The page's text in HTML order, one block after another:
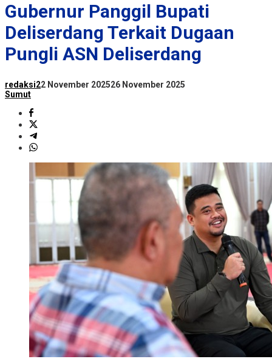
Gubernur Panggil Bupati
Deliserdang Terkait Dugaan
Pungli ASN Deliserdang
redaksi22 November 202526 November 2025
Sumut